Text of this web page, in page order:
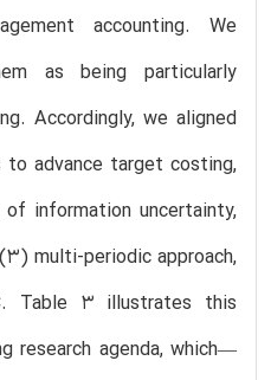
accounting. We
as being particularly
Accordingly, we aligned
advance target costing,
information uncertainty,
multi-periodic approach,
Table 3 illustrates this
research agenda, which—